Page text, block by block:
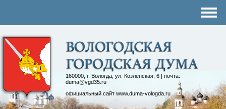
160000, г. Вологда, ул. Козленская, 6 | почта:
duma@vgd35.ru
официальный сайт www.duma-vologda.ru
Контакты
Депутатские объединения